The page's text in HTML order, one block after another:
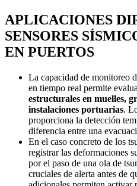
APLICACIONES
SENSORES
EN PUERTOS
La capacidad de monitoreo
en tiempo real permite
estructurales en muelles,
instalaciones portuarias.
proporciona la detección
diferencia entre una
En el caso concreto de los
registrar las deformaciones
por el paso de una ola de
cruciales de alerta antes de